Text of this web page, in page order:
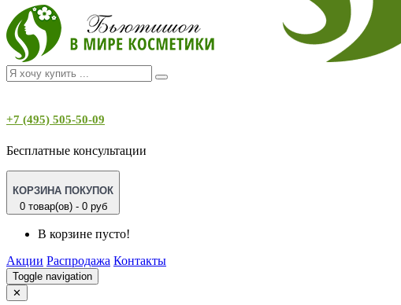
+7 (495) 505-50-09
Бесплатные консультации
КОРЗИНА ПОКУПОК
0 товар(ов) - 0 руб
В корзине пусто!
Акции Распродажа Контакты
Toggle navigation
✕